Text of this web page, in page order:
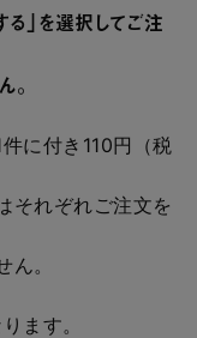
る」を選択してご注
。
に付き110円（税
それぞれご注文を
。
ます。